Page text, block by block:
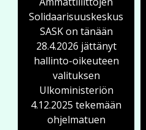
Solidaarisuuskeskus
SASK on tänään
28.4.2026 jättänyt
hallinto-oikeuteen
valituksen
Ulkoministeriön
4.12.2025 tekemään
ohjelmatuen